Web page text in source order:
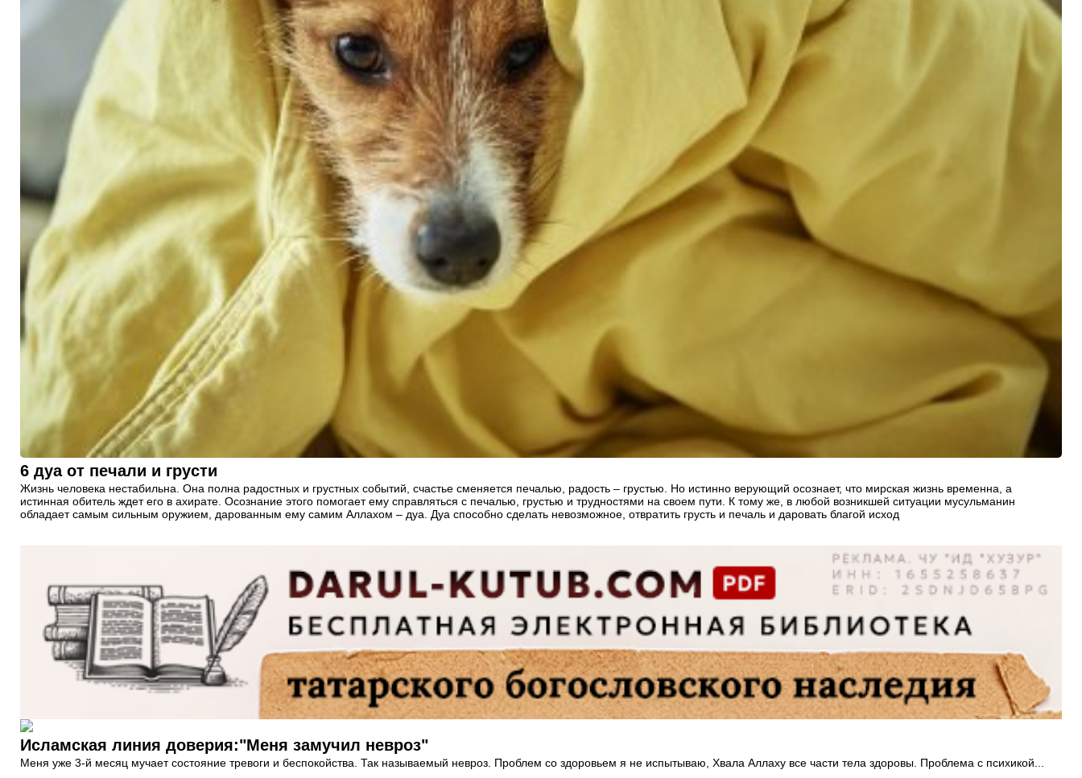
6 дуа от печали и грусти
Жизнь человека нестабильна. Она полна радостных и грустных событий, счастье сменяется печалью, радость – грустью. Но истинно верующий осознает, что мирская жизнь временна, а
истинная обитель ждет его в ахирате. Осознание этого помогает ему справляться с печалью, грустью и трудностями на своем пути. К тому же, в любой возникшей ситуации мусульманин
обладает самым сильным оружием, дарованным ему самим Аллахом – дуа. Дуа способно сделать невозможное, отвратить грусть и печаль и даровать благой исход
Исламская линия доверия:"Меня замучил невроз"
Меня уже 3-й месяц мучает состояние тревоги и беспокойства. Так называемый невроз. Проблем со здоровьем я не испытываю, Хвала Аллаху все части тела здоровы. Проблема с психикой...